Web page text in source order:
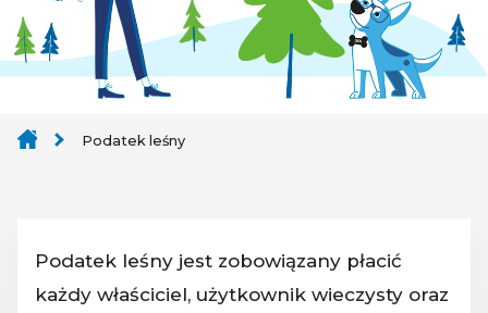
Podatek leśny
Podatek leśny jest zobowiązany płacić
każdy właściciel, użytkownik wieczysty oraz